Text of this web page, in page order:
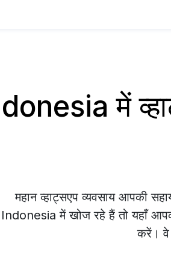
में
महान व्हाट्सएप व्यवसाय आपकी
Indonesia में खोज रहे हैं तो यहाँ
करें। वे